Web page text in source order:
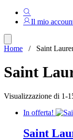
Il mio
Home / Saint
Saint
Visualizzazione di 1-
In offerta!
Saint